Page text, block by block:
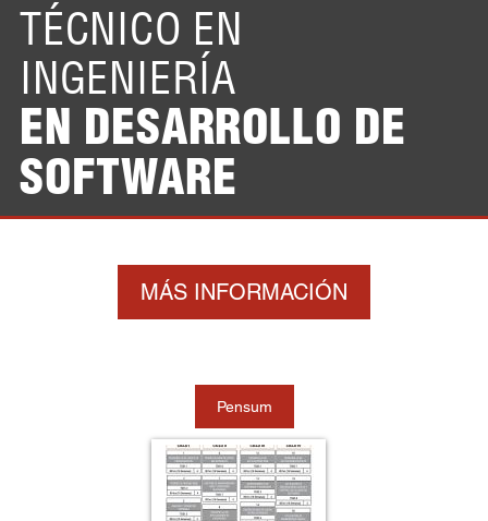
TÉCNICO EN
INGENIERÍA
EN DESARROLLO DE
SOFTWARE
MÁS INFORMACIÓN
Pensum